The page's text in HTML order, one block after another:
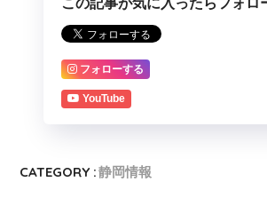
この記事が気に入ったらフォロ
フォローする
YouTube
CATEGORY :静岡情報